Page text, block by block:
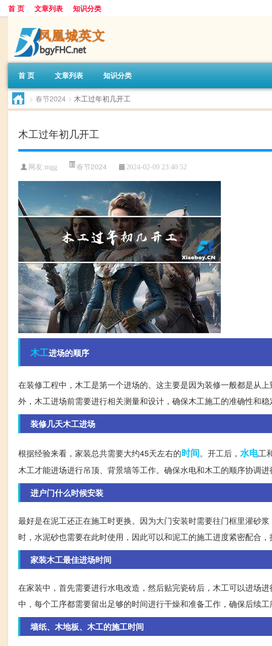
首 页 文章列表 知识分类
首 页 文章列表 知识分类
> 春节2024 > 木工过年初几开工
木工过年初几开工
网友:mgg 春节2024 2024-02-09 23:40:52
木工进场的顺序
在装修工程中，木工是第一个进场的。这主要是因为装修一般都是从
外，木工进场前需要进行相关测量和设计，确保木工施工的准确性和稳
装修几天木工进场
根据经验来看，家装总共需要大约45天左右的时间。开工后， 水电工
木工才能进场进行吊顶、背景墙等工作。确保水电和木工的顺序协调进
进户门什么时候安装
最好是在泥工还正在施工时更换。因为大门安装时需要往门框里灌砂
时，水泥砂也需要在此时使用，因此可以和泥工的施工进度紧密配合，
家装木工最佳进场时间
在家装中，首先需要进行水电改造，然后贴完瓷砖后，木工可以进场
中，每个工序都需要留出足够的时间进行干燥和准备工作，确保后续工
墙纸、木地板、木工的施工时间